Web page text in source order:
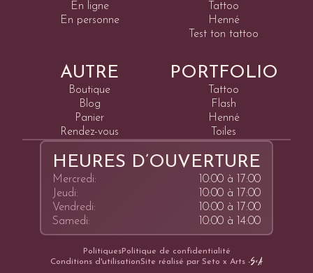
Tattoo
Henné
Test ton tattoo
En ligne
En personne
PORTFOLIO
Tattoo
Flash
Henné
Toiles
AUTRE
Boutique
Blog
Panier
Rendez-vous
HEURES D’OUVERTURE
Mercredi:
10:00 à 17:00
Jeudi:
10:00 à 17:00
Vendredi:
10:00 à 17:00
Samedi:
10:00 à 14:00
PolitiquesPolitique de confidentialité
Conditions d'utilisationSite réalisé par Seto x Arts -